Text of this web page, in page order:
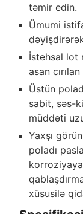
təmir edin.
Ümumi
İstehsal lot
asan
Üstün
sabit, səs-
müddəti
Yaxşı
poladı
xüsusilə